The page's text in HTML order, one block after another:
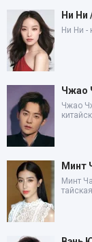
Ни Ни
Ни Ни -
Чжао
Чжао
Минт
Минт